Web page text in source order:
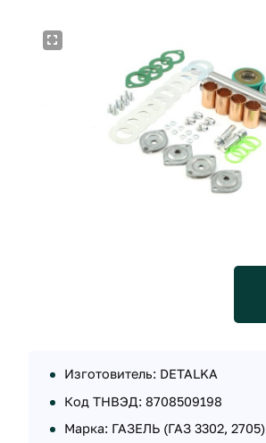
Изготовитель: DETALKA
Код ТНВЭД: 8708509198
Марка: ГАЗЕЛЬ (ГАЗ 3302, 2705)